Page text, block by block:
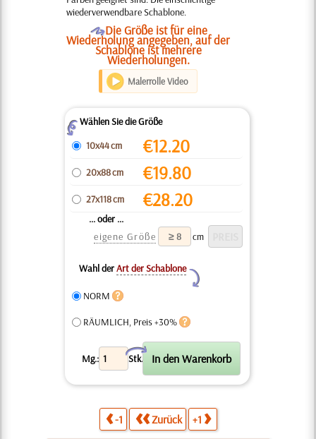
wiederverwendbare Schablone.
ODie Größe ist für eine
Wiederholung angegeben, auf der
Schablone ist mehrere
Wiederholungen.
Malerrolle Video
ZWählen Sie die Größe
10x44 cm
€12.20
20x88 cm €19.80
27x118 cm €28.20
... oder ...
eigene Größe
cm
Wahl derArt der Schablone
Y
NORM
RÄUMLICH, Preis +30%
Mg.: Stk.
X
-1 Zurück +1